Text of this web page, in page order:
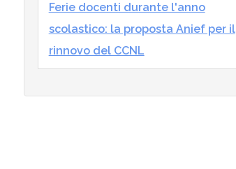
Ferie docenti durante l'anno
scolastico: la proposta Anief per il
rinnovo del CCNL